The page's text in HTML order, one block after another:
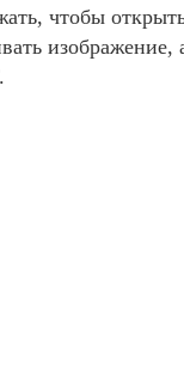
чтобы
изображение,